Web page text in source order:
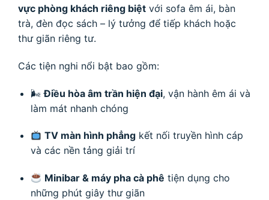
vực phòng khách riêng biệt với sofa êm ái, bàn
trà, đèn đọc sách – lý tưởng để tiếp khách hoặc
thư giãn riêng tư.
Các tiện nghi nổi bật bao gồm:
🌬Điều hòa âm trần hiện đại, vận hành êm ái và
làm mát nhanh chóng
TV màn hình phẳng kết nối truyền hình cáp
và các nền tảng giải trí
Minibar & máy pha cà phê tiện dụng cho
những phút giây thư giãn